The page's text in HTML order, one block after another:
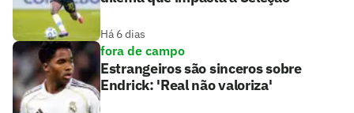
Há 6 dias
fora de campo
Estrangeiros são sinceros sobre
Endrick: 'Real não valoriza'